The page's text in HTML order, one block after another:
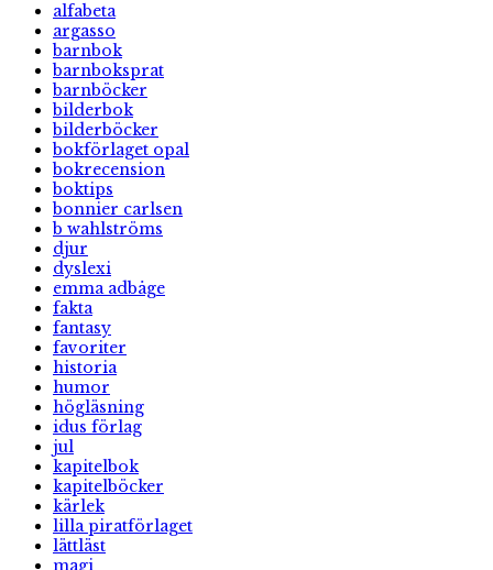
alfabeta
argasso
barnbok
barnboksprat
barnböcker
bilderbok
bilderböcker
bokförlaget opal
bokrecension
boktips
bonnier carlsen
b wahlströms
djur
dyslexi
emma adbåge
fakta
fantasy
favoriter
historia
humor
högläsning
idus förlag
jul
kapitelbok
kapitelböcker
kärlek
lilla piratförlaget
lättläst
magi